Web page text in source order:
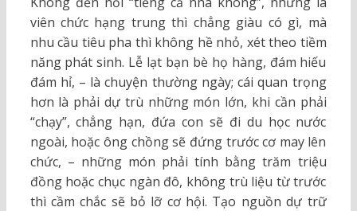
viên chức hạng trung thì chẳng giàu có gì, mà
nhu cầu tiêu pha thì không hề nhỏ, xét theo tiềm
năng phát sinh. Lễ lạt bạn bè họ hàng, đám hiếu
đám hỉ, – là chuyện thường ngày; cái quan trọng
hơn là phải dự trù những món lớn, khi cần phải
“chạy”, chẳng hạn, đứa con sẽ đi du học nước
ngoài, hoặc ông chồng sẽ đứng trước cơ may lên
chức, – những món phải tính bằng trăm triệu
đồng hoặc chục ngàn đô, không trù liệu từ trước
thì cầm chắc sẽ bỏ lỡ cơ hội. Tạo nguồn dự trữ